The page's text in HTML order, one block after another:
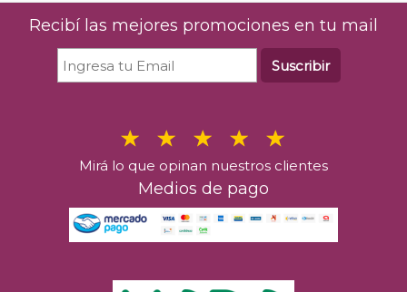
Recibí las mejores promociones en tu mail
Suscribir
Mirá lo que opinan nuestros clientes
Medios de pago